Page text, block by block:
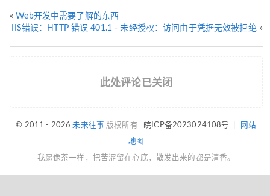
« Web开发中需要了解的东西
IIS错误：HTTP 错误 401.1 - 未经授权：访问由于凭据无效被拒绝»
此处评论已关闭
© 2011 - 2026未来往事 版权所有 皖ICP备2023024108号 网站
地图
我愿像茶一样，把苦涩留在心底，散发出来的都是清香。